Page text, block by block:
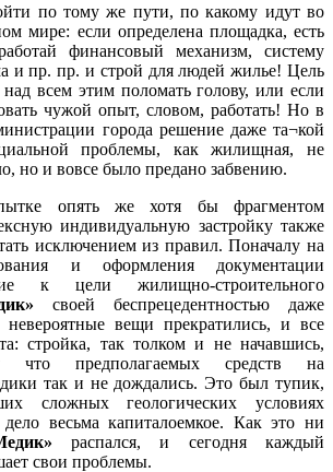
по тому же пути, по какому идут во
мире: если определена площадка, есть
финансовый механизм, систему
и пр. пр. и строй для людей жилье! Цель
всем этим поломать голову, или если
чужой опыт, словом, работать! Но в
города решение даже та¬кой
проблемы, как жилищная, не
но и вовсе было предано забвению.
опять же хотя бы фрагментом
индивидуальную застройку также
исключением из правил. Поначалу на
и оформления документации
к цели жилищно-строительного
своей беспрецедентностью даже
вещи прекратились, и все
стройка, так толком и не начавшись,
что предполагаемых средств на
так и не дождались. Это был тупик,
сложных геологических условиях
дело весьма капиталоемкое. Как это ни
распался, и сегодня каждый
свои проблемы.